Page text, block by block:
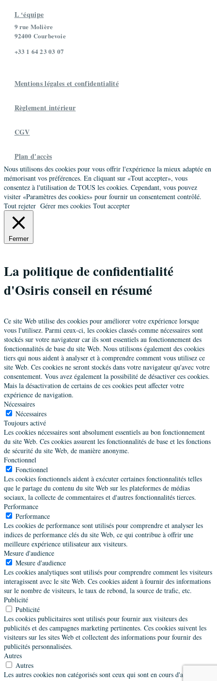
L ‘équipe
9 rue Molière
92400 Courbevoie
+33 1 64 23 03 07
Mentions légales et confidentialité
Règlement intérieur
CGV
Plan d'accès
Nous utilisons des cookies pour vous offrir l'expérience la mieux adaptée en
mémorisant vos préférences. En cliquant sur «Tout accepter», vous
consentez à l'utilisation de TOUS les cookies. Cependant, vous pouvez
visiter «Paramètres des cookies» pour fournir un consentement contrôlé.
Tout rejeter Gérer mes cookies Tout accepter
Fermer
La politique de confidentialité
d'Osiris conseil en résumé
Ce site Web utilise des cookies pour améliorer votre expérience lorsque
vous l'utilisez. Parmi ceux-ci, les cookies classés comme nécessaires sont
stockés sur votre navigateur car ils sont essentiels au fonctionnement des
fonctionnalités de base du site Web. Nous utilisons également des cookies
tiers qui nous aident à analyser et à comprendre comment vous utilisez ce
site Web. Ces cookies ne seront stockés dans votre navigateur qu'avec votre
consentement. Vous avez également la possibilité de désactiver ces cookies.
Mais la désactivation de certains de ces cookies peut affecter votre
expérience de navigation.
Nécessaires
Nécessaires
Toujours activé
Les cookies nécessaires sont absolument essentiels au bon fonctionnement
du site Web. Ces cookies assurent les fonctionnalités de base et les fonctions
de sécurité du site Web, de manière anonyme.
Fonctionnel
Fonctionnel
Les cookies fonctionnels aident à exécuter certaines fonctionnalités telles
que le partage du contenu du site Web sur les plateformes de médias
sociaux, la collecte de commentaires et d'autres fonctionnalités tierces.
Performance
Performance
Les cookies de performance sont utilisés pour comprendre et analyser les
indices de performance clés du site Web, ce qui contribue à offrir une
meilleure expérience utilisateur aux visiteurs.
Mesure d'audience
Mesure d'audience
Les cookies analytiques sont utilisés pour comprendre comment les visiteurs
interagissent avec le site Web. Ces cookies aident à fournir des informations
sur le nombre de visiteurs, le taux de rebond, la source de trafic, etc.
Publicité
Publicité
Les cookies publicitaires sont utilisés pour fournir aux visiteurs des
publicités et des campagnes marketing pertinentes. Ces cookies suivent les
visiteurs sur les sites Web et collectent des informations pour fournir des
publicités personnalisées.
Autres
Autres
Les autres cookies non catégorisés sont ceux qui sont en cours d'analyse et